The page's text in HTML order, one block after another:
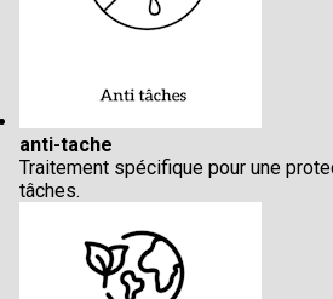
anti-tache
Traitement spécifique pour une
tâches.